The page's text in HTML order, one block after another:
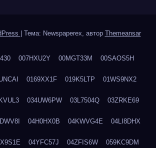
Тема: Newspaperex, автор Themeansar
007HXU2Y 00MGT33M 00SAOS5H
0169XX1F 019K5LTP 01WS9NX2
034UW6PW 03L7504Q 03ZRKE69
04H0HX0B 04KWVG4E 04LI8DHX
04YFC57J 04ZFIS6W 059KC9DM